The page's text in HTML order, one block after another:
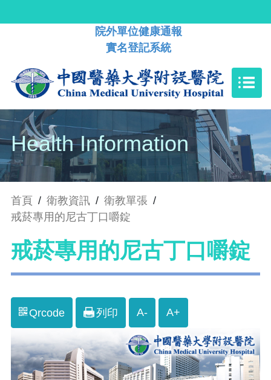
院外單位健康通報
實名登記系統
Health Information
首頁 / 衛教資訊 / 衛教單張 /
戒菸專用的尼古丁口嚼錠
戒菸專用的尼古丁口嚼錠
Qrcode 列印 A- A+